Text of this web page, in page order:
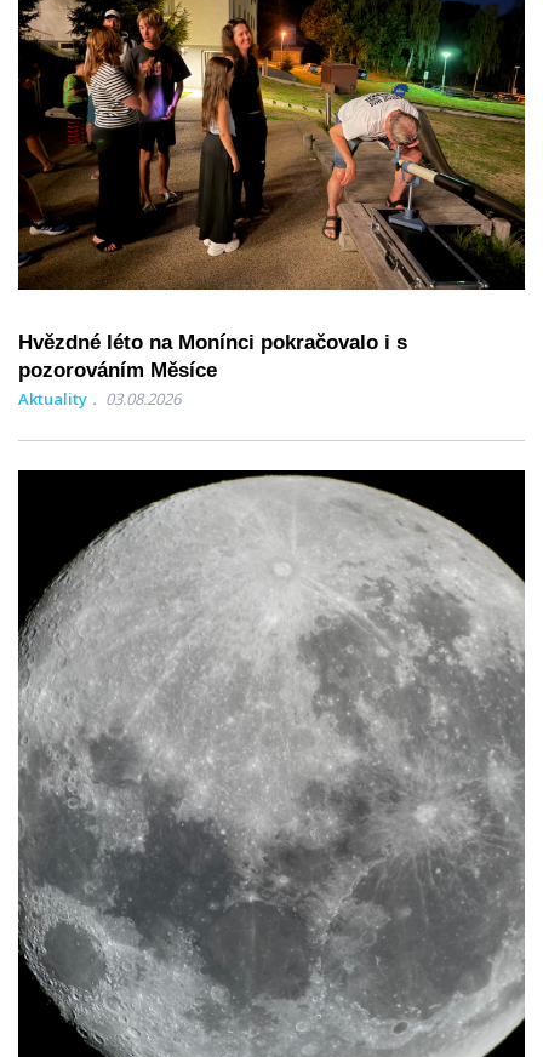
Hvězdné léto na Monínci pokračovalo i s
pozorováním Měsíce
Aktuality 03.08.2026